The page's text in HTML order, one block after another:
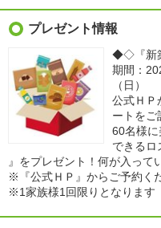
プレゼント情報
◆◇『新
期間：
（日）
公式ＨＰ
ートをご
60名様
できるロ
』をプレゼント！何が入って
※『公式ＨＰ』からご予約く
※1家族様1回限りとなります